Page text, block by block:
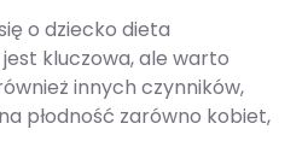
o dziecko dieta
kluczowa, ale warto
innych czynników,
płodność zarówno kobiet,